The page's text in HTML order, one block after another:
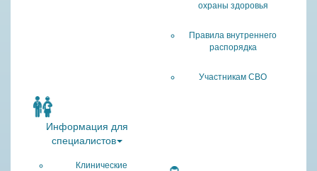
охраны здоровья
Правила внутреннего
распорядка
Участникам СВО
Информация для
специалистов
Клинические